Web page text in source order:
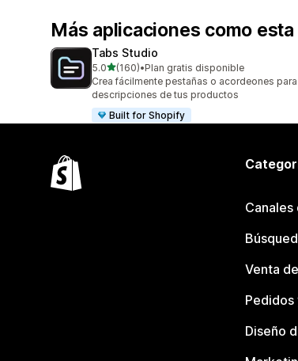
Más aplicaciones como esta
Tabs Studio
5.0de 5 estrellas
(160)
160 reseñas en total
•Plan gratis disponible
Crea fácilmente pestañas o acordeones
descripciones de tus productos
Built for Shopify
Canales
Venta
Pedidos
Diseño